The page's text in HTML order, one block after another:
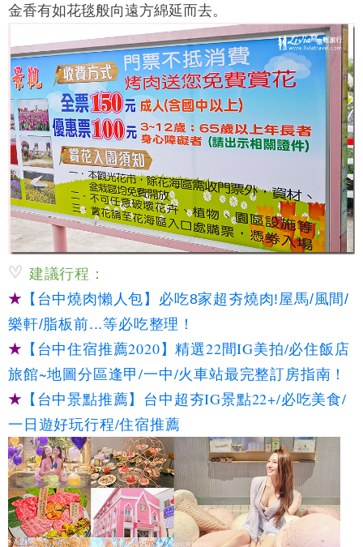
金香有如花毯般向遠方綿延而去。
建議行程：
★ 【台中燒肉懶人包】必吃8家超夯燒肉!屋馬/風間/
樂軒/脂板前...等必吃整理！
★ 【台中住宿推薦2020】精選22間IG美拍/必住飯店
旅館~地圖分區逢甲/一中/火車站最完整訂房指南！
★ 【台中景點推薦】台中超夯IG景點22+/必吃美食/
一日遊好玩行程/住宿推薦